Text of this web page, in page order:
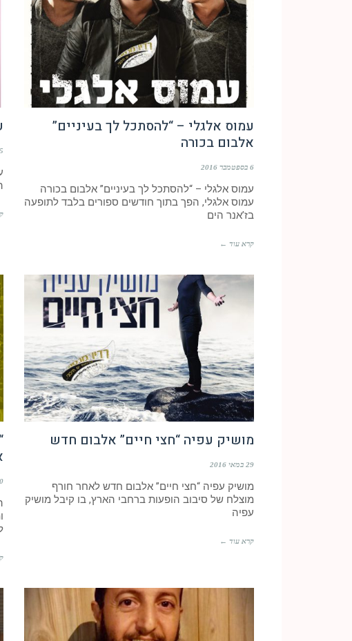
עמוס אלגלי – “להסתכל לך בעיניים”
אלבום בכורה
6 בספטמבר 2016
עמוס אלגלי – “להסתכל לך בעיניים” אלבום בכורה
עמוס אלגלי, הפך בתוך חודשים ספורים בלבד לתופעה
בז’אנר הים
קרא עוד ←
5 בספטמבר 2016
מושיק עפיה “חצי חיים” אלבום חדש
29 במאי 2016
מושיק עפיה “חצי חיים” אלבום חדש לאחר חורף
מוצלח של סיבוב הופעות ברחבי הארץ, בו קיבל מושיק
עפיה
קרא עוד ←
10